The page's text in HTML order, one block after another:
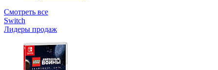
Смотреть все
Switch
Лидеры продаж